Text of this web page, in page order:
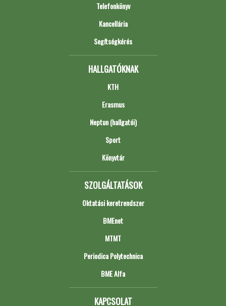
Telefonkönyv
Kancellária
Segítségkérés
HALLGATÓKNAK
KTH
Erasmus
Neptun (hallgatói)
Sport
Könyvtár
SZOLGÁLTATÁSOK
Oktatási keretrendszer
BMEnet
MTMT
Periodica Polytechnica
BME Alfa
KAPCSOLAT